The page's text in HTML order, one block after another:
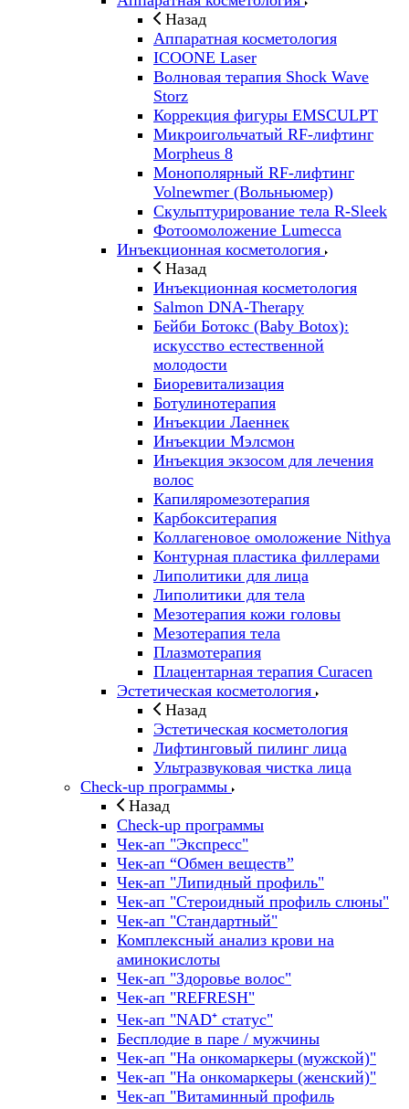
Назад
Аппаратная косметология
ICOONE Laser
Волновая терапия Shock Wave
Storz
Коррекция фигуры EMSCULPT
Микроигольчатый RF-лифтинг
Morpheus 8
Монополярный RF-лифтинг
Volnewmer (Вольньюмер)
Скульптурирование тела R-Sleek
Фотоомоложение Lumecca
Инъекционная косметология
Назад
Инъекционная косметология
Salmon DNA-Therapy
Бейби Ботокс (Baby Botox):
искусство естественной
молодости
Биоревитализация
Ботулинотерапия
Инъекции Лаеннек
Инъекции Мэлсмон
Инъекция экзосом для лечения
волос
Капиляромезотерапия
Карбокситерапия
Коллагеновое омоложение Nithya
Контурная пластика филлерами
Липолитики для лица
Липолитики для тела
Мезотерапия кожи головы
Мезотерапия тела
Плазмотерапия
Плацентарная терапия Curacen
Эстетическая косметология
Назад
Эстетическая косметология
Лифтинговый пилинг лица
Ультразвуковая чистка лица
Check-up программы
Назад
Check-up программы
Чек-ап "Экспресс"
Чек-ап “Обмен веществ”
Чек-ап "Липидный профиль"
Чек-ап "Стероидный профиль слюны"
Чек-ап "Стандартный"
Комплексный анализ крови на
аминокислоты
Чек-ап "Здоровье волос"
Чек-ап "REFRESH"
Чек-ап "NAD⁺ статус"
Бесплодие в паре / мужчины
Чек-ап "На онкомаркеры (мужской)"
Чек-ап "На онкомаркеры (женский)"
Чек-ап "Витаминный профиль